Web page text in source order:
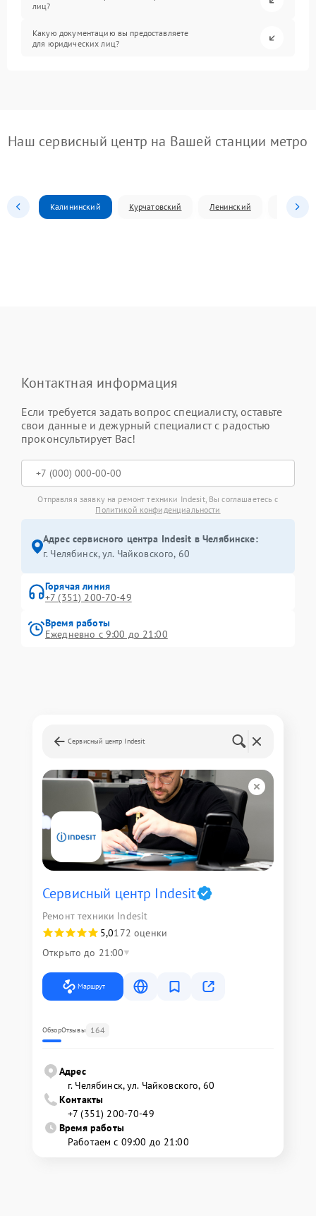
лиц?
Какую документацию вы предоставляете
для юридических лиц?
Наш сервисный центр на Вашей станции метро
Калининский Курчатовский Ленинский
Контактная информация
Если требуется задать вопрос специалисту, оставьте
свои данные и дежурный специалист с радостью
проконсультирует Вас!
Отправляя заявку на ремонт техники Indesit, Вы соглашаетесь с
Политикой конфиденциальности
Адрес сервисного центра Indesit в Челябинске:
г. Челябинск, ул. Чайковского, 60
Горячая линия
+7 (351) 200-70-49
Время работы
Ежедневно с 9:00 до 21:00
Сервисный центр Indesit
Сервисный центр Indesit
Ремонт техники Indesit
5,0172 оценки
Открыто до 21:00
Маршрут
ОбзорОтзывы 164
Адрес
г. Челябинск, ул. Чайковского, 60
Контакты
+7 (351) 200-70-49
Время работы
Работаем с 09:00 до 21:00